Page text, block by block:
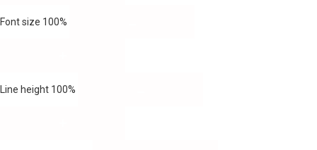
Font size 100%
Line height 100%